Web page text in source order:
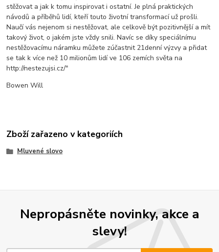
stěžovat a jak k tomu inspirovat i ostatní. Je plná praktických
návodů a příběhů lidí, kteří touto životní transformací už prošli.
Naučí vás nejenom si nestěžovat, ale celkově být pozitivnější a mít
takový život, o jakém jste vždy snili. Navíc se díky speciálnímu
nestěžovacímu náramku můžete zúčastnit 21denní výzvy a přidat
se tak k více než 10 milionům lidí ve 106 zemích světa na
http://nestezujsi.cz/"
Bowen Will
Zboží zařazeno v kategoriích
Mluvené slovo
Nepropásněte novinky, akce a
slevy!